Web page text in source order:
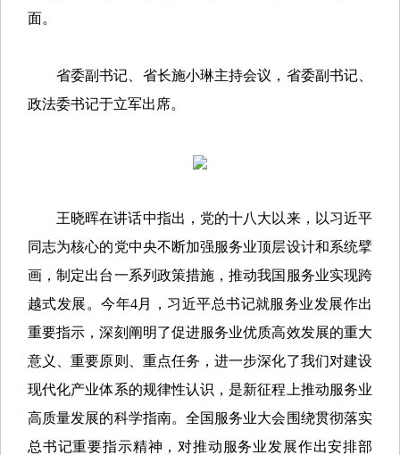
面。
省委副书记、省长施小琳主持会议，省委副书记、
政法委书记于立军出席。
王晓晖在讲话中指出，党的十八大以来，以习近平
同志为核心的党中央不断加强服务业顶层设计和系统擘
画，制定出台一系列政策措施，推动我国服务业实现跨
越式发展。今年4月，习近平总书记就服务业发展作出
重要指示，深刻阐明了促进服务业优质高效发展的重大
意义、重要原则、重点任务，进一步深化了我们对建设
现代化产业体系的规律性认识，是新征程上推动服务业
高质量发展的科学指南。全国服务业大会围绕贯彻落实
总书记重要指示精神，对推动服务业发展作出安排部